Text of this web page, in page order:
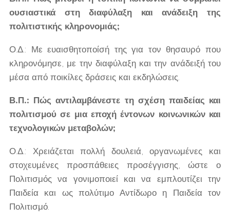
ουσιαστικά στη διαφύλαξη και ανάδειξη της
πολιτιστικής κληρονομιάς;
Ο.Δ.: Με ευαισθητοποίσή της για τον θησαυρό που
κληρονόμησε, με την διαφύλαξη και την ανάδειξή του
μέσα από ποικίλες δράσεις και εκδηλώσεις.
Β.Π.: Πώς αντιλαμβάνεστε τη σχέση παιδείας και
πολιτισμού σε μια εποχή έντονων κοινωνικών και
τεχνολογικών μεταβολών;
Ο.Δ.: Χρειάζεται πολλή δουλειά, οργανωμένες και
στοχευμένες προσπάθειες προσέγγισης, ώστε ο
Πολιτισμός να γονιμοποιεί και να εμπλουτίζει την
Παιδεία και ως πολύτιμο Αντίδωρο η Παιδεία τον
Πολιτισμό.